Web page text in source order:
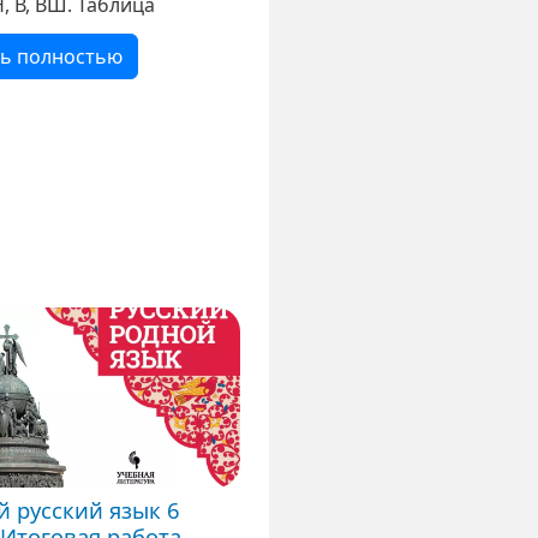
полностью
русский язык 6